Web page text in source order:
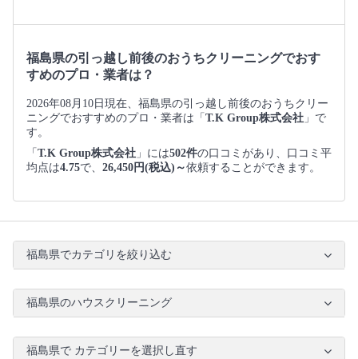
福島県の引っ越し前後のおうちクリーニングでおす
すめのプロ・業者は？
2026年08月10日現在、福島県の引っ越し前後のおうちクリー
ニングでおすすめのプロ・業者は「 T.K Group株式会社 」で
す。
「 T.K Group株式会社 」には502件の口コミがあり、口コミ平
均点は4.75で、 26,450円(税込)～依頼することができます。
福島県でカテゴリを絞り込む
福島県のハウスクリーニング
福島県で カテゴリーを選択し直す